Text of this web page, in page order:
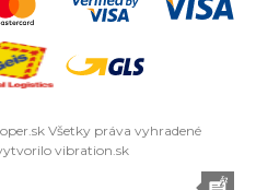
Všetky práva vyhradené
vibration.sk